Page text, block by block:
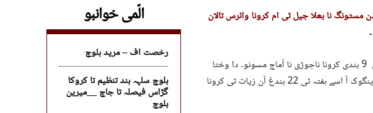
الّمی خوانبو
رخصت اف – مرید بلوچ
بلوچ سلہہ بند تنظیم تا کروکا
گڑاس فیصلہ تا جاچ __میرین
بلوچ
نا بھلا جیل ٹی ام کرونا وائرس تالان
مستونگ نا بھلا جیل ٹی دا وختا 24 بندی اریر۔ ارافتے آن 9 بندی کرونا ناجوڑی نا آماچ مسونو۔ دا وختا
تیوی مستونگ ٹی کرونا وائرس نا ناجوڑ آک 170 ءُ۔ گدرینگوک آ اسے ہفتہ ٹی 22 بندغ آن زیات ٹی کرونا